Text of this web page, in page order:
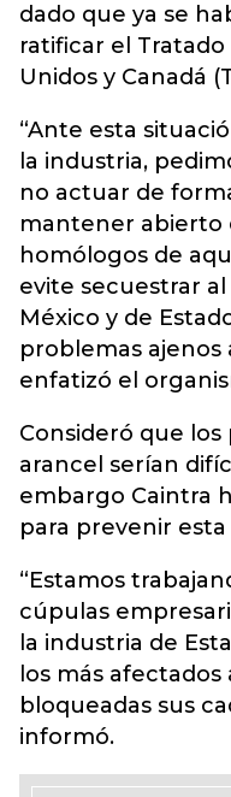
dado que ya se
ratificar el
Unidos y Canadá
“Ante esta
la industria,
no actuar de
mantener abierto
homólogos de
evite secuestrar
México y de
problemas ajenos
enfatizó el
Consideró que
arancel serían
embargo Caintra
para prevenir
“Estamos
cúpulas
la industria de
los más
bloqueadas sus
informó.